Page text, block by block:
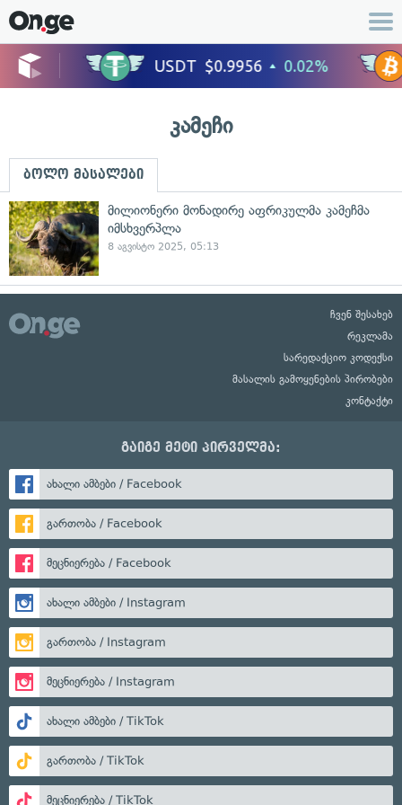
კამეჩი
ბოლო მასალები
მილიონერი მონადირე აფრიკულმა კამეჩმა
იმსხვერპლა
8 აგვისტო 2025, 05:13
ჩვენ შესახებ
რეკლამა
სარედაქციო კოდექსი
მასალის გამოყენების პირობები
კონტაქტი
გაიგე მეტი პირველმა:
ახალი ამბები / Facebook
გართობა / Facebook
მეცნიერება / Facebook
ახალი ამბები / Instagram
გართობა / Instagram
მეცნიერება / Instagram
ახალი ამბები / TikTok
გართობა / TikTok
მეცნიერება / TikTok